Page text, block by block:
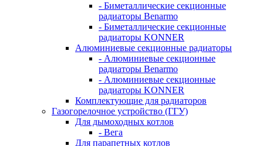
- Биметаллические секционные
радиаторы Benarmo
- Биметаллические секционные
радиаторы KONNER
Алюминиевые секционные радиаторы
- Алюминиевые секционные
радиаторы Benarmo
- Алюминиевые секционные
радиаторы KONNER
Комплектующие для радиаторов
Газогорелочное устройство (ГГУ)
Для дымоходных котлов
- Вега
Для парапетных котлов